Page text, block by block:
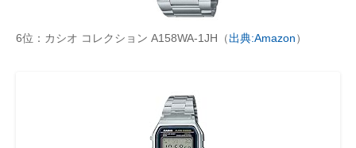
6位：カシオ コレクション A158WA-1JH（出典:Amazon）